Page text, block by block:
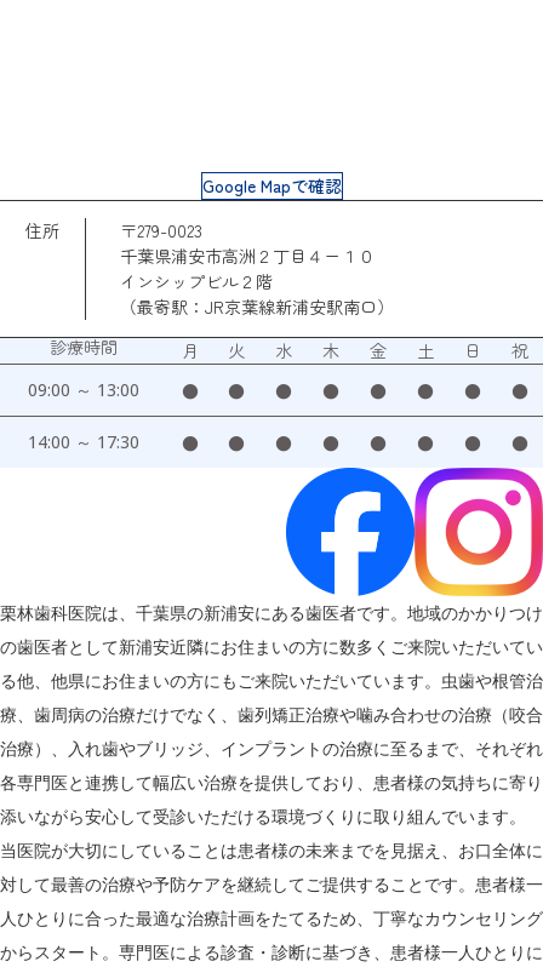
Google Mapで確認
住所
〒279-0023
千葉県浦安市高洲２丁目４ー１０
インシップビル２階
（最寄駅：JR京葉線新浦安駅南口）
診療時間
月 火 水 木 金 土 日 祝
09:00 ～ 13:00 ● ● ● ● ● ● ● ●
14:00 ～ 17:30 ● ● ● ● ● ● ● ●
栗林歯科医院は、千葉県の新浦安にある歯医者です。地域のかかりつけ
の歯医者として新浦安近隣にお住まいの方に数多くご来院いただいてい
る他、他県にお住まいの方にもご来院いただいています。虫歯や根管治
療、歯周病の治療だけでなく、歯列矯正治療や噛み合わせの治療（咬合
治療）、入れ歯やブリッジ、インプラントの治療に至るまで、それぞれ
各専門医と連携して幅広い治療を提供しており、患者様の気持ちに寄り
添いながら安心して受診いただける環境づくりに取り組んでいます。
当医院が大切にしていることは患者様の未来までを見据え、お口全体に
対して最善の治療や予防ケアを継続してご提供することです。患者様一
人ひとりに合った最適な治療計画をたてるため、丁寧なカウンセリング
からスタート。専門医による診査・診断に基づき、患者様一人ひとりに